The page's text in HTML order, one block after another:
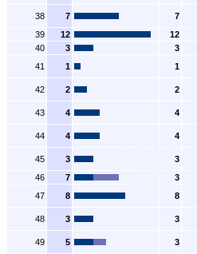
38 7 7
39
12
12
40
3 3
41
1 1
42 2 2
43 4 4
44 4 4
45 3 3
46
7 3
47
8 8
48 3 3
49 5 3